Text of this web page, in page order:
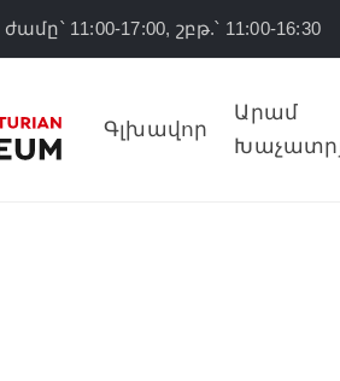
11:00-17:00, շբթ.՝ 11:00-16:30
Գլխավոր
Արամ